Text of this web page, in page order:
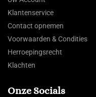
Klantenservice
Contact opnemen
Voorwaarden & Condities
Herroepingsrecht
Klachten
Onze Socials